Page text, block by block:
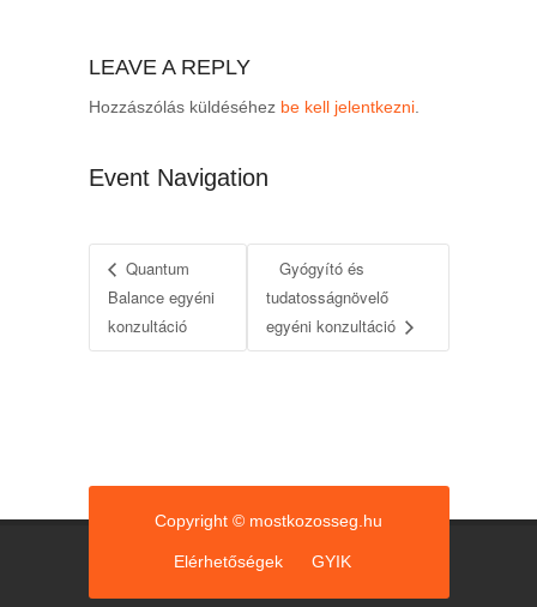
LEAVE A REPLY
Hozzászólás küldéséhez be kell jelentkezni.
Event Navigation
Quantum
Balance egyéni
konzultáció
Gyógyító és
tudatosságnövelő
egyéni konzultáció
Copyright © mostkozosseg.hu
Elérhetőségek GYIK